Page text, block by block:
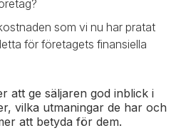
som vi nu har pratat
för företagets finansiella
att ge säljaren god inblick i
vilka utmaningar de har och
att betyda för dem.